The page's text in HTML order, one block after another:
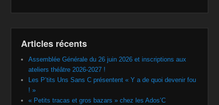
Articles récents
Assemblée Générale du 26 juin 2026 et inscriptions aux
ateliers théâtre 2026-2027 !
Les P’tits Uns Sans C présentent « Y a de quoi devenir fou
! »
« Petits tracas et gros bazars » chez les Ados’C